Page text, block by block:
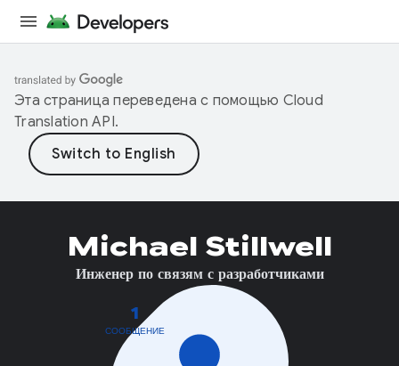
Эта страница переведена с помощью Cloud
Translation API.
1
СООБЩЕНИЕ
Michael Stillwell
Инженер по связям с разработчиками